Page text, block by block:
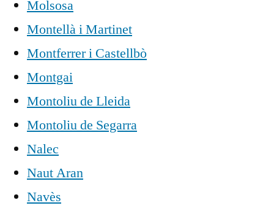
Molsosa
Montellà i Martinet
Montferrer i Castellbò
Montgai
Montoliu de Lleida
Montoliu de Segarra
Nalec
Naut Aran
Navès